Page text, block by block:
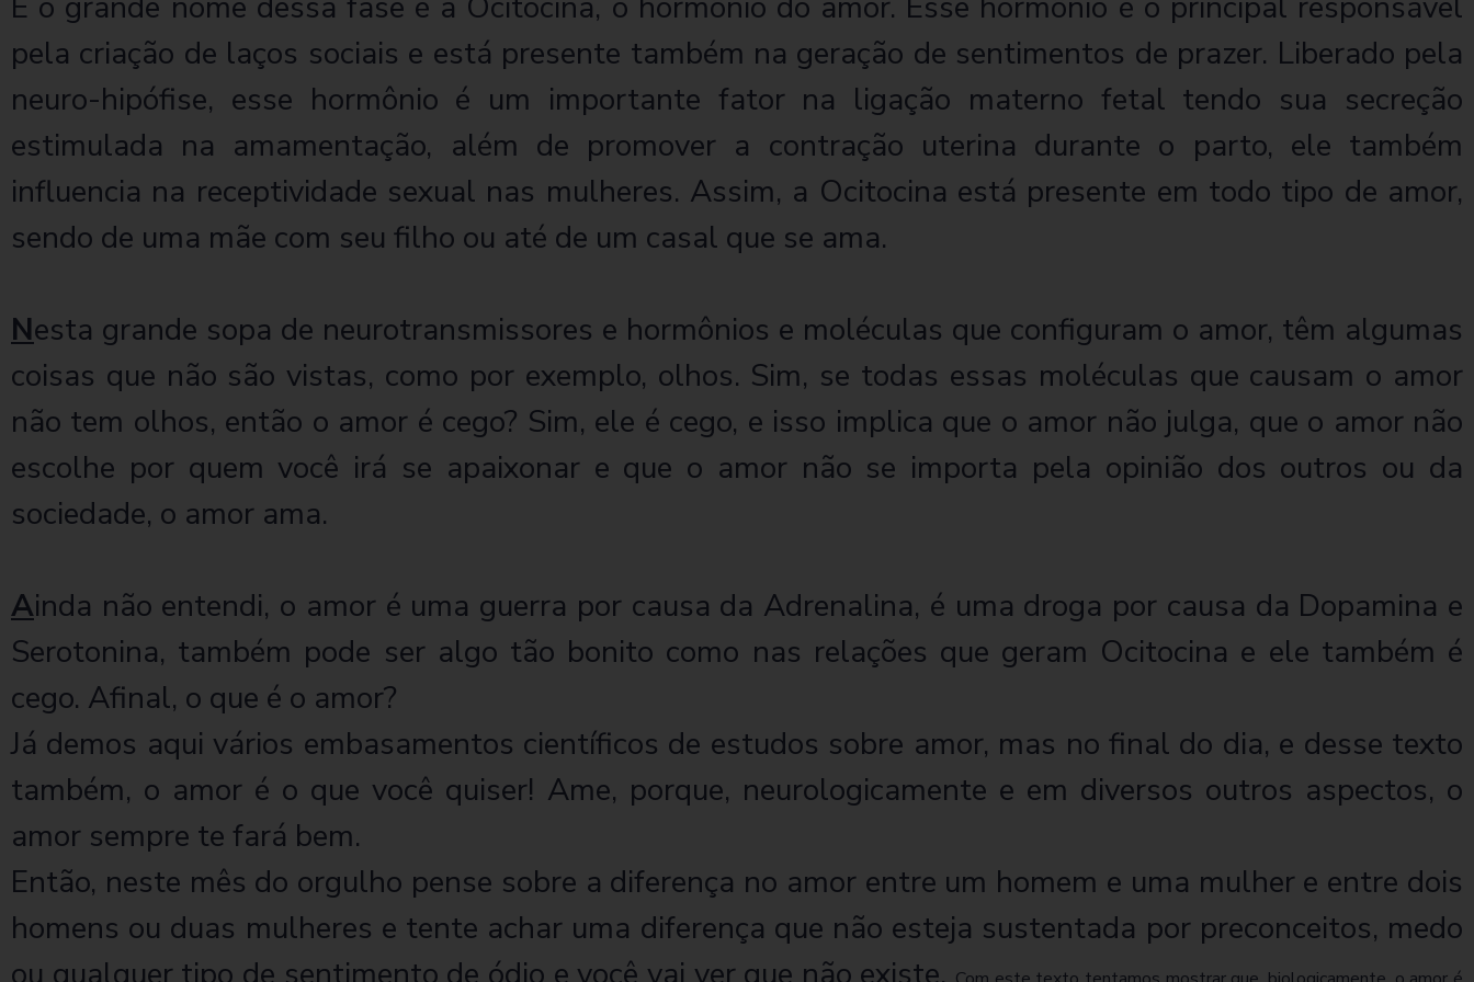
pela criação de laços sociais e está presente também na geração de sentimentos de prazer. Liberado pela
neuro-hipófise, esse hormônio é um importante fator na ligação materno fetal tendo sua secreção
estimulada na amamentação, além de promover a contração uterina durante o parto, ele também
influencia na receptividade sexual nas mulheres. Assim, a Ocitocina está presente em todo tipo de amor,
sendo de uma mãe com seu filho ou até de um casal que se ama.
Nesta grande sopa de neurotransmissores e hormônios e moléculas que configuram o amor, têm algumas
coisas que não são vistas, como por exemplo, olhos. Sim, se todas essas moléculas que causam o amor
não tem olhos, então o amor é cego? Sim, ele é cego, e isso implica que o amor não julga, que o amor não
escolhe por quem você irá se apaixonar e que o amor não se importa pela opinião dos outros ou da
sociedade, o amor ama.
Ainda não entendi, o amor é uma guerra por causa da Adrenalina, é uma droga por causa da Dopamina e
Serotonina, também pode ser algo tão bonito como nas relações que geram Ocitocina e ele também é
cego. Afinal, o que é o amor?
Já demos aqui vários embasamentos científicos de estudos sobre amor, mas no final do dia, e desse texto
também, o amor é o que você quiser! Ame, porque, neurologicamente e em diversos outros aspectos, o
amor sempre te fará bem.
Então, neste mês do orgulho pense sobre a diferença no amor entre um homem e uma mulher e entre dois
homens ou duas mulheres e tente achar uma diferença que não esteja sustentada por preconceitos, medo